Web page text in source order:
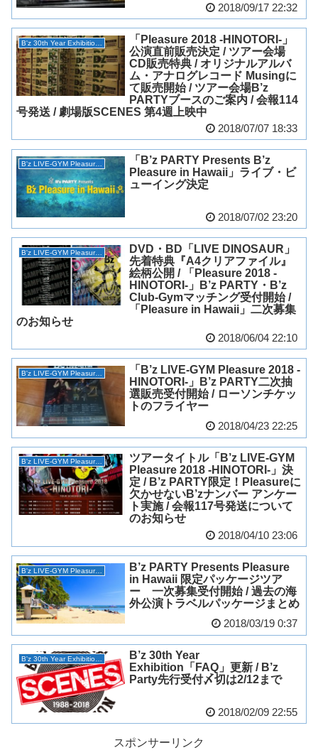
2018/09/17 22:32
「Pleasure 2018 -HINOTORI-」
公演直前販売決定 / ツアー会場
CD販売特典 / オリジナルアルバ
ム・アナログレコード Musingに
て販売開始 / ツアー会場B’z
PARTYブースのご案内 / 会報114
号発送 / 劇場版SCENES 第4週上映中
2018/07/07 18:33
B'z LIVE-GYM Pleasure 2018 -HINOTORI-
「B’z PARTY Presents B’z
Pleasure in Hawaii」ライブ・ビ
ューイング決定
2018/07/02 23:20
B'z LIVE-GYM Pleasure 2018 -HINOTORI-
DVD・BD「LIVE DINOSAUR」
先着特典『A4クリアファイル』
絵柄公開 / 「Pleasure 2018 -
HINOTORI-」B’z PARTY・B’z
Club-Gymマッチング受付開始 /
「Pleasure in Hawaii」二次募集
のお知らせ
2018/06/04 22:10
B'z LIVE-GYM Pleasure 2018 -HINOTORI-
「B’z LIVE-GYM Pleasure 2018 -
HINOTORI-」B’z PARTY二次抽
選販売受付開始 / ローソンチケッ
トのフライヤー
2018/04/23 22:25
B'z LIVE-GYM Pleasure 2018 -HINOTORI-
ツアータイトル「B’z LIVE-GYM
Pleasure 2018 -HINOTORI-」決
定 / B’z PARTY限定！Pleasureに
欠かせないB’zナンバー アンケー
ト実施 / 会報117号発送について
のお知らせ
2018/04/10 23:06
B'z LIVE-GYM Pleasure 2018 -HINOTORI-
B’z PARTY Presents Pleasure
in Hawaii 限定パッケージツア
ー 一次募集受付開始 / 過去の海
外公演トラベルパッケージまとめ
2018/03/19 0:37
B'z 30th Year Exhibition “SCENES”
B’z 30th Year
Exhibition「FAQ」更新 / B’z
Party先行受付〆切は2/12まで
2018/02/09 22:55
スポンサーリンク